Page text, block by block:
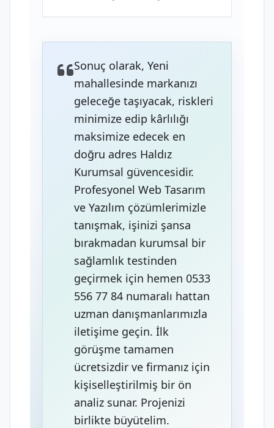
Sonuç olarak, Yeni
mahallesinde markanızı
geleceğe taşıyacak, riskleri
minimize edip kârlılığı
maksimize edecek en
doğru adres Haldız
Kurumsal güvencesidir.
Profesyonel Web Tasarım
ve Yazılım çözümlerimizle
tanışmak, işinizi şansa
bırakmadan kurumsal bir
sağlamlık testinden
geçirmek için hemen 0533
556 77 84 numaralı hattan
uzman danışmanlarımızla
iletişime geçin. İlk
görüşme tamamen
ücretsizdir ve firmanız için
kişiselleştirilmiş bir ön
analiz sunar. Projenizi
birlikte büyütelim.